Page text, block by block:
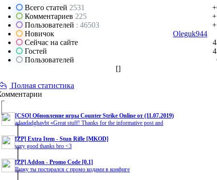
Всего статей 2531
Комментариев 225
Пользователей : 46503
Новичок
Oleguk944
Сейчас на сайте
Гостей
Пользователей
[]
Полная статистика
[CSO] Обновление игры Counter Strike Online от (11.07.2019)
adaadadghavbt «Great stuff! Thanks for the informative post and
[ZP] Extra Item - Stun Rifle [MKOD]
very good thanks bro <3
[ZP] Addon - Promo Code [0.1]
Вижу ты постарался с промо кодами в конфиге